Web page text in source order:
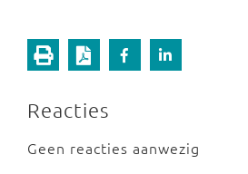
Reacties
Geen reacties aanwezig